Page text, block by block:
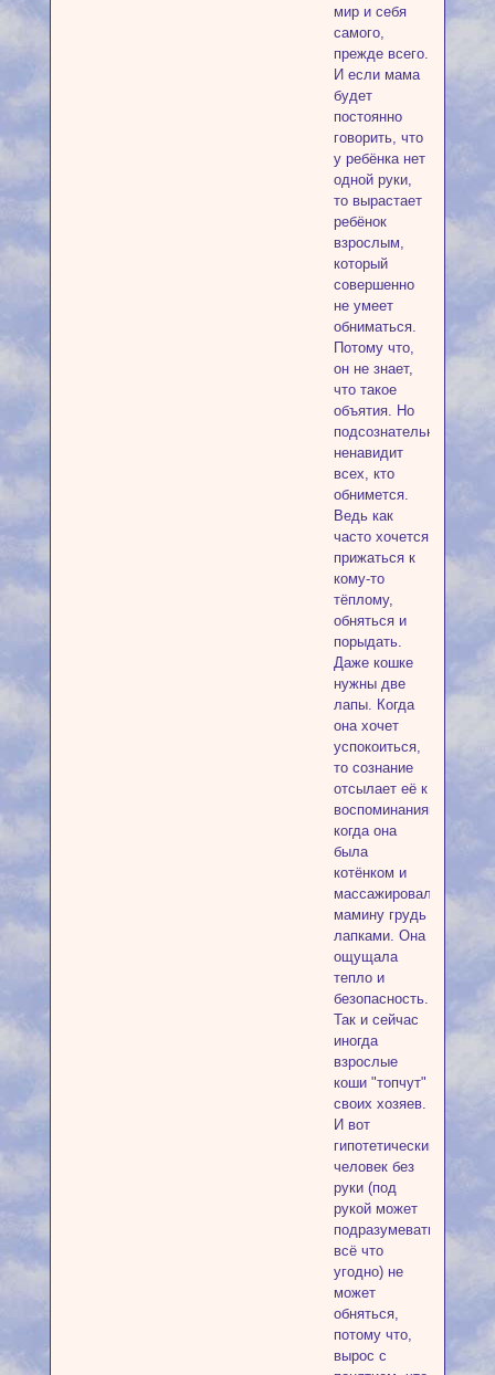
мир и себя
самого,
прежде всего.
И если мама
будет
постоянно
говорить, что
у ребёнка нет
одной руки,
то вырастает
ребёнок
взрослым,
который
совершенно
не умеет
обниматься.
Потому что,
он не знает,
что такое
объятия. Но
подсознательно
ненавидит
всех, кто
обнимется.
Ведь как
часто хочется
прижаться к
кому-то
тёплому,
обняться и
порыдать.
Даже кошке
нужны две
лапы. Когда
она хочет
успокоиться,
то сознание
отсылает её к
воспоминаниям,
когда она
была
котёнком и
массажировала
мамину грудь
лапками. Она
ощущала
тепло и
безопасность.
Так и сейчас
иногда
взрослые
коши "топчут"
своих хозяев.
И вот
гипотетический
человек без
руки (под
рукой может
подразумеваться
всё что
угодно) не
может
обняться,
потому что,
вырос с